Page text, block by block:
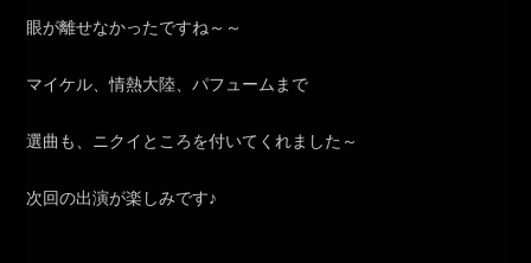
眼が離せなかったですね～～
マイケル、情熱大陸、パフュームまで
選曲も、ニクイところを付いてくれました～
次回の出演が楽しみです♪